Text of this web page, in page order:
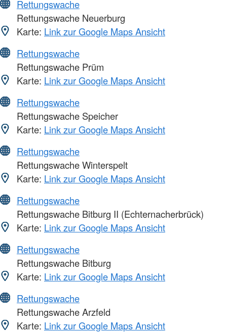
Rettungswache
Rettungswache Neuerburg
Karte: Link zur Google Maps Ansicht
Rettungswache
Rettungswache Prüm
Karte: Link zur Google Maps Ansicht
Rettungswache
Rettungswache Speicher
Karte: Link zur Google Maps Ansicht
Rettungswache
Rettungswache Winterspelt
Karte: Link zur Google Maps Ansicht
Rettungswache
Rettungswache Bitburg II (Echternacherbrück)
Karte: Link zur Google Maps Ansicht
Rettungswache
Rettungswache Bitburg
Karte: Link zur Google Maps Ansicht
Rettungswache
Rettungswache Arzfeld
Karte: Link zur Google Maps Ansicht